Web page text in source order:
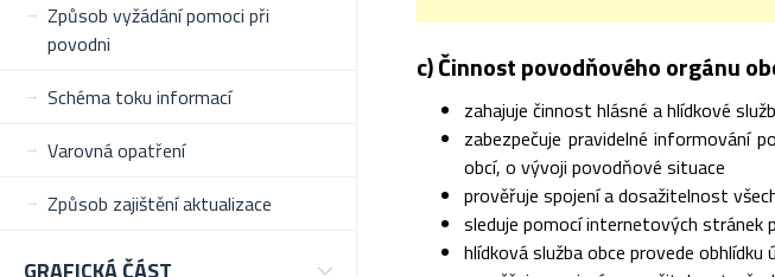
Způsob vyžádání pomoci při
povodni
Schéma toku informací
Varovná opatření
Způsob zajištění aktualizace
GRAFICKÁ ČÁST
c) Činnost povodňového orgánu
zahajuje činnost hlásné a hlídkové
zabezpečuje pravidelné informování
obcí, o vývoji povodňové situace
prověřuje spojení a dosažitelnost
sleduje pomocí internetových stránek
hlídková služba obce provede